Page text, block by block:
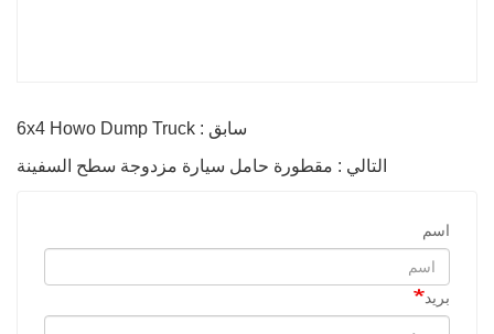
سابق : 6x4 Howo Dump Truck
التالي : مقطورة حامل سيارة مزدوجة سطح السفينة
اسم
بريد